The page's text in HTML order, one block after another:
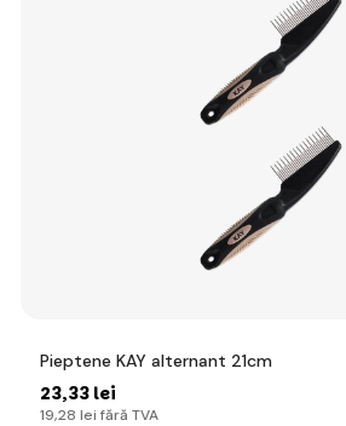
Pieptene KAY alternant 21cm
23,33 lei
19,28 lei fără TVA